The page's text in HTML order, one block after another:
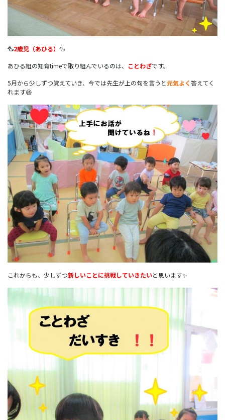
🦆2歳児（あひる） 🦆
あひる組の知育timeで取り組んでいるのは、
ことわざです。
5月から少しずつ覚えていき、今では先生が上の句を言うと元気よく答えてく
れます😆
これからも、少しずつ新しいことに挑戦していきたいと思います✨